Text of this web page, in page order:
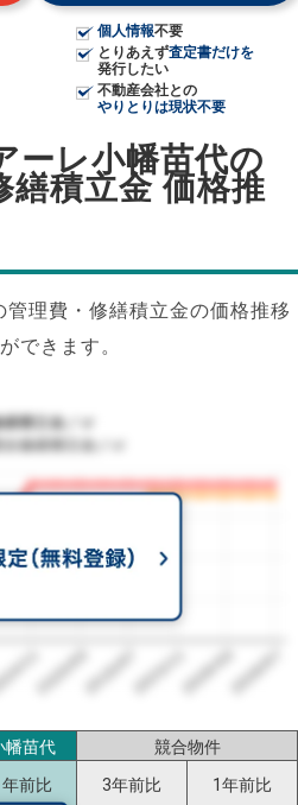
個人情報不要
とりあえず査定書だけを
発行したい
不動産会社との
やりとりは現状不要
ーレ小幡苗代の
繕積立金 価格推
理費・修繕積立金の価格推移
できます。
積立金／㎡
合修繕積立金／㎡
112025/032025/072025/112026/032026/07
幡苗代
競合物件
年前比 3年前比 1年前比